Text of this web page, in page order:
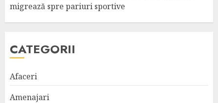
migrează spre pariuri sportive
CATEGORII
Afaceri
Amenajari